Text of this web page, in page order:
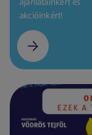
akcióinkért!